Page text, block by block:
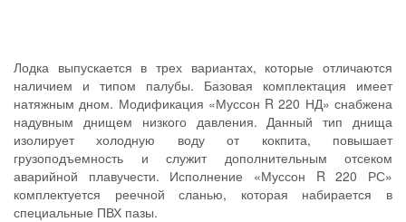
Лодка выпускается в трех вариантах, которые отличаются
наличием и типом палубы. Базовая комплектация имеет
натяжным дном. Модификация «Муссон R 220 НД» снабжена
надувным днищем низкого давления. Данный тип днища
изолирует холодную воду от кокпита, повышает
грузоподъемность и служит дополнительным отсеком
аварийной плавучести. Исполнение «Муссон R 220 РС»
комплектуется реечной сланью, которая набирается в
специальные ПВХ пазы.